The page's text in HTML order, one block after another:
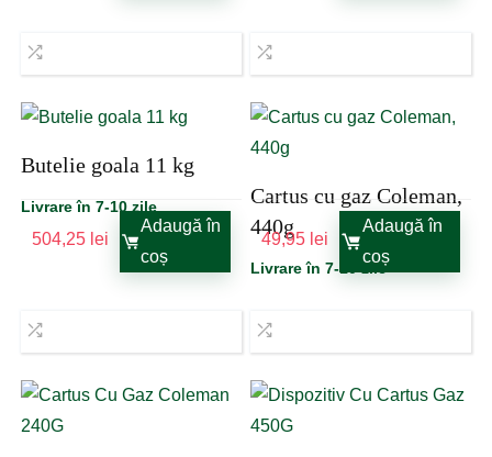
Butelie goala 11 kg
Livrare în 7-10 zile
504,25 lei
Adaugă în
coș
Cartus cu gaz Coleman,
440g
Livrare în 7-10 zile
49,95 lei
Adaugă în
coș